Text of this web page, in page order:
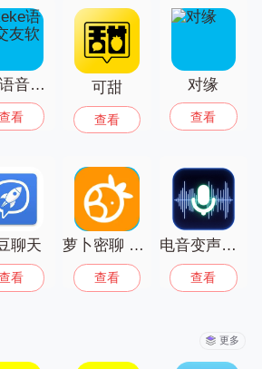
智能匹配系统，能够精准剖析用户的兴趣
偏好，从而为用户推荐最为合适的交友对
象。通过这些软件，你不仅可以与老友随
心畅聊、畅快打视频，还能结识新的挚
友。当然，每个人对于软件的使用感受不
尽相同，欢迎大家前来本站挑选并下载适
合自己的软件！
keke语音交友软件
看
可甜
查看
对缘
查看
聊天
看
萝卜密聊 安卓版
查看
电音变声器手机版
查看
更多